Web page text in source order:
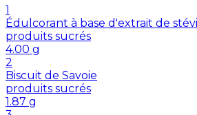
1
Édulcorant à base d'extrait de
produits sucrés
4.00 g
2
Biscuit de Savoie
produits sucrés
1.87 g